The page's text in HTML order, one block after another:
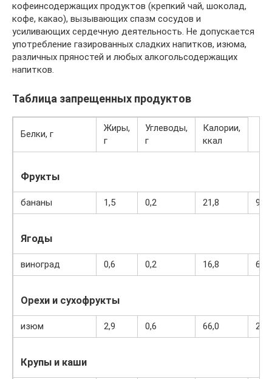
кофеинсодержащих продуктов (крепкий чай, шоколад,
кофе, какао), вызывающих спазм сосудов и
усиливающих сердечную деятельность. Не допускается
употребление газированных сладких напитков, изюма,
различных пряностей и любых алкогольсодержащих
напитков.
Таблица запрещенных продуктов
Белки, г
Жиры,
г
Углеводы,
г
Калории,
ккал
Фрукты
бананы 1,5 0,2 21,8 95
Ягоды
виноград 0,6 0,2 16,8 65
Орехи и сухофрукты
изюм 2,9 0,6 66,0 264
Крупы и каши